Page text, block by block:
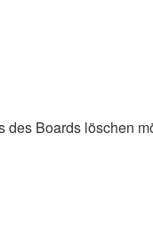
des Boards löschen